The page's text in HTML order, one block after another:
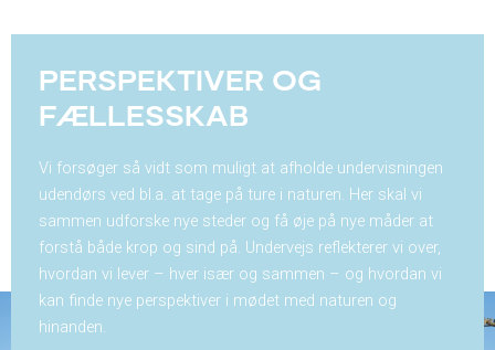
PERSPEKTIVER OG
FÆLLESSKAB
Vi forsøger så vidt som muligt at afholde undervisningen
udendørs ved bl.a. at tage på ture i naturen. Her skal vi
sammen udforske nye steder og få øje på nye måder at
forstå både krop og sind på. Undervejs reflekterer vi over,
hvordan vi lever – hver især og sammen – og hvordan vi
kan finde nye perspektiver i mødet med naturen og
hinanden.